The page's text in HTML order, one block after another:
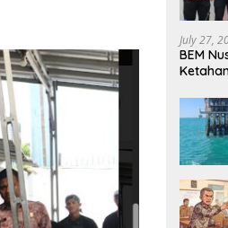
July 27,
BEM